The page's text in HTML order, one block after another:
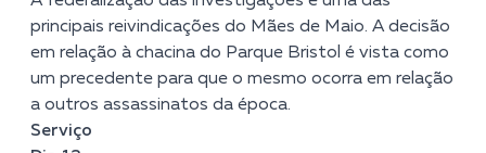
principais reivindicações do Mães de Maio. A decisão
em relação à chacina do Parque Bristol é vista como
um precedente para que o mesmo ocorra em relação
a outros assassinatos da época.
Serviço